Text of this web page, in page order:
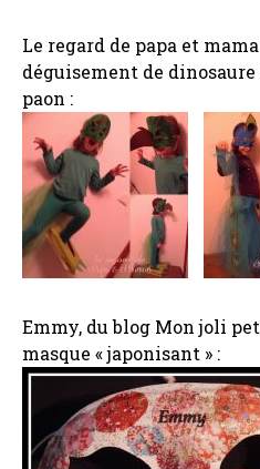
Le regard de papa et
déguisement de
paon :
Emmy, du blog Mon joli
masque « japonisant » :